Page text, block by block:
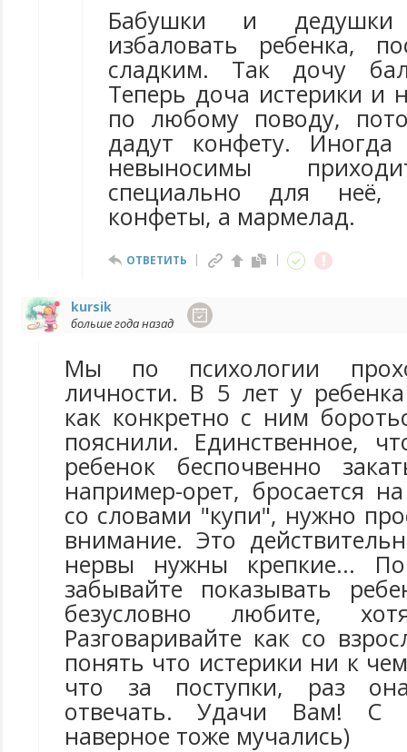
Бабушки и
избаловать ребенка,
сладким. Так дочу
Теперь доча истерики и
по любому поводу,
дадут конфету. Иногда
невыносимы
специально для
конфеты, а мармелад.
ОТВЕТИТЬ
kursik
больше года назад
Мы по психологии
личности. В 5 лет у
как конкретно с ним
пояснили. Единственное,
ребенок беспочвенно
например-орет, бросается
со словами "купи", нужно
внимание. Это
нервы нужны крепкие...
забывайте показывать
безусловно любите,
Разговаривайте как со
понять что истерики ни к
что за поступки, раз она
отвечать. Удачи Вам! С
наверное тоже мучались)